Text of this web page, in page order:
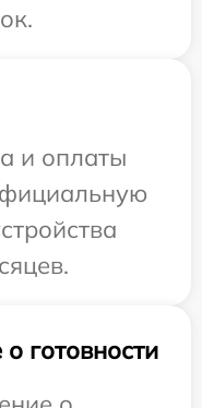
и оплаты
готовности